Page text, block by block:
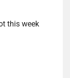
this week